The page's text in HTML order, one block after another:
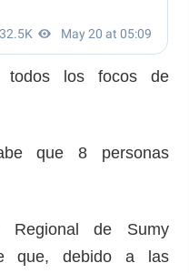
todos los focos de
que 8 personas
Regional de Sumy
que, debido a las